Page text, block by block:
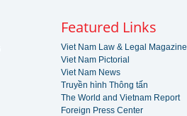
Featured Links
Viet Nam Law & Legal Magazine
Viet Nam Pictorial
Viet Nam News
Truyền hình Thông tấn
The World and Vietnam Report
Foreign Press Center